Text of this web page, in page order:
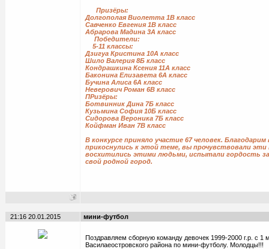
Призёры:
Долгополая Виолетта 1В класс
Савченко Евгения 1В класс
Абрарова Мадина 3А класс
Победители:
5-11 классы:
Дзигуа Кристина 10А класс
Шило Валерия 8Б класс
Кондрашкина Ксения 11А класс
Баконина Елизавета 6А класс
Бучина Алиса 6А класс
Неверович Роман 6В класс
ПРизёры:
Ботвинник Дина 7Б класс
Кузьмина София 10Б класс
Сидорова Вероника 7Б класс
Койфман Иван 7В класс
В конкурсе приняло участие 67 человек.
прикоснулись к этой теме, вы прочувствовали
восхитились этими людьми, испытали гордость за
свой родной город.
21:16 20.01.2015 мини-футбол
Поздравляем сборную команду девочек 1999-2000 г.р. с 1
Василаеостровского района по мини-футболу. Молодцы!!!